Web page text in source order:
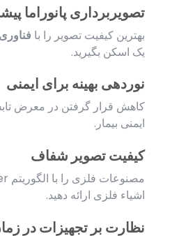
تصویربرداری پانوراما
بهترین کیفیت تصویر را با
یک اسکن بگیرید.
نوردهی بهینه برای ایمنی
کاهش قرار گرفتن در معرض
ایمنی بیمار.
کیفیت تصویر شفاف
مصنوعات فلزی را با الگوریتم SMARTer حذف کنید و
اشیاء فلزی ارائه دهید.
نظارت بر تجهیزات در